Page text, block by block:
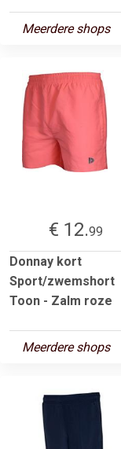
Meerdere shops
€ 12.99
Donnay kort
Sport/zwemshort
Toon - Zalm roze
Meerdere shops